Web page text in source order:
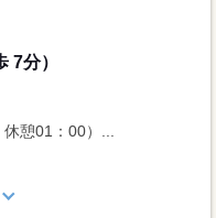
7分）
憩01：00）...